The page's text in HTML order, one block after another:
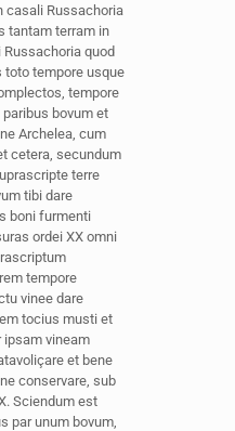
casali Russachoria
tantam terram in
quod
toto tempore usque
tempore
bovum et
Archelea, cum
cetera, secundum
terre
tibi dare
boni furmenti
ordei XX omni
tempore
vinee dare
tocius musti et
ipsam vineam
et bene
conservare, sub
Sciendum est
par unum bovum,